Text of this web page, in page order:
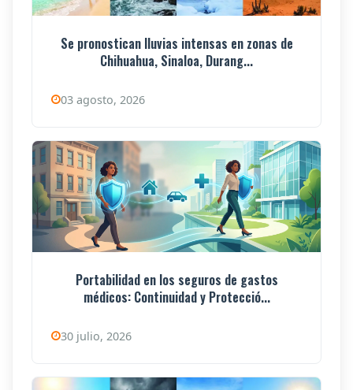
Se pronostican lluvias intensas en zonas de
Chihuahua, Sinaloa, Durang...
03 agosto, 2026
Portabilidad en los seguros de gastos
médicos: Continuidad y Protecció...
30 julio, 2026